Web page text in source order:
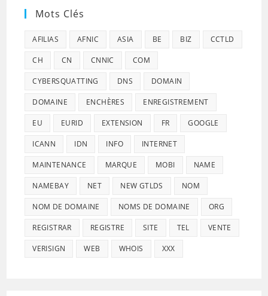
Mots Clés
AFILIAS AFNIC ASIA BE BIZ CCTLD
CH CN CNNIC COM
CYBERSQUATTING DNS DOMAIN
DOMAINE ENCHÈRES ENREGISTREMENT
EU EURID EXTENSION FR GOOGLE
ICANN IDN INFO INTERNET
MAINTENANCE MARQUE MOBI NAME
NAMEBAY NET NEW GTLDS NOM
NOM DE DOMAINE NOMS DE DOMAINE ORG
REGISTRAR REGISTRE SITE TEL VENTE
VERISIGN WEB WHOIS XXX